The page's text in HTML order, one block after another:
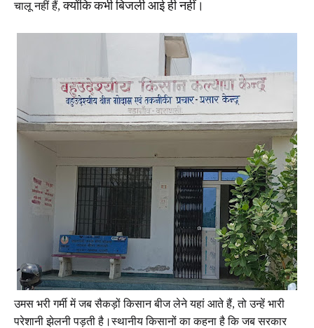
चालू नहीं हैं, क्योंकि कभी बिजली आई ही नहीं।
उमस भरी गर्मी में जब सैकड़ों किसान बीज लेने यहां आते हैं, तो उन्हें भारी
परेशानी झेलनी पड़ती है।स्थानीय किसानों का कहना है कि जब सरकार